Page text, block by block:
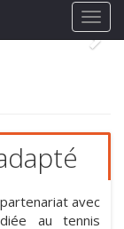
avec
au tennis